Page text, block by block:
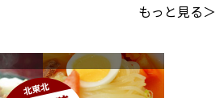
もっと見る＞